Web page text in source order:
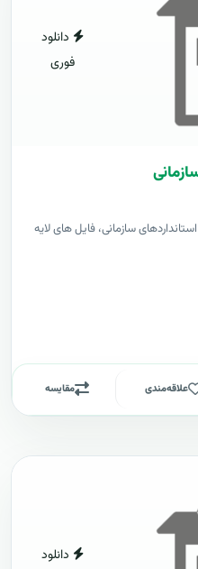
دانلود
فوری
سازمانی، فایل های لایه
علاقه‌مندی مقایسه
دانلود